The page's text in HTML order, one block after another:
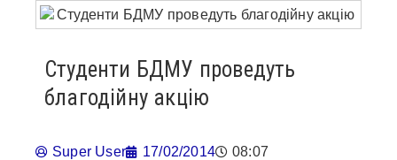
Студенти БДМУ проведуть
благодійну акцію
Super User 17/02/2014 08:07